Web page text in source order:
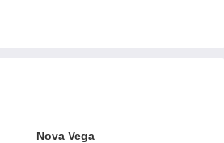
Nova Vega